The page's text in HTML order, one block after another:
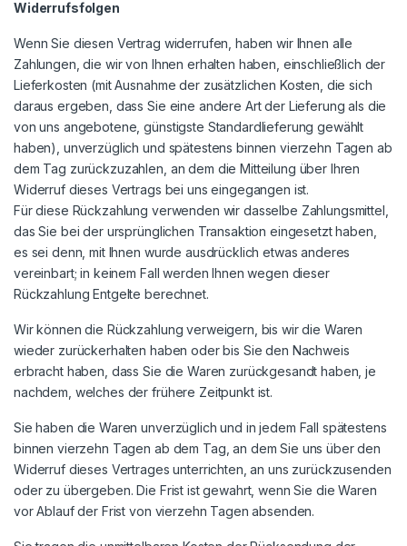
Widerrufsfolgen
Wenn Sie diesen Vertrag widerrufen, haben wir Ihnen alle
Zahlungen, die wir von Ihnen erhalten haben, einschließlich der
Lieferkosten (mit Ausnahme der zusätzlichen Kosten, die sich
daraus ergeben, dass Sie eine andere Art der Lieferung als die
von uns angebotene, günstigste Standardlieferung gewählt
haben), unverzüglich und spätestens binnen vierzehn Tagen ab
dem Tag zurückzuzahlen, an dem die Mitteilung über Ihren
Widerruf dieses Vertrags bei uns eingegangen ist.
Für diese Rückzahlung verwenden wir dasselbe Zahlungsmittel,
das Sie bei der ursprünglichen Transaktion eingesetzt haben,
es sei denn, mit Ihnen wurde ausdrücklich etwas anderes
vereinbart; in keinem Fall werden Ihnen wegen dieser
Rückzahlung Entgelte berechnet.
Wir können die Rückzahlung verweigern, bis wir die Waren
wieder zurückerhalten haben oder bis Sie den Nachweis
erbracht haben, dass Sie die Waren zurückgesandt haben, je
nachdem, welches der frühere Zeitpunkt ist.
Sie haben die Waren unverzüglich und in jedem Fall spätestens
binnen vierzehn Tagen ab dem Tag, an dem Sie uns über den
Widerruf dieses Vertrages unterrichten, an uns zurückzusenden
oder zu übergeben. Die Frist ist gewahrt, wenn Sie die Waren
vor Ablauf der Frist von vierzehn Tagen absenden.